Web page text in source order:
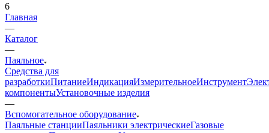
6
Главная
—
Каталог
—
Паяльное
Средства для
разработкиПитаниеИндикацияИзмерительноеИнструмент
компонентыУстановочные изделия
—
Вспомогательное оборудование
Паяльные станцииПаяльники электрическиеГазовые